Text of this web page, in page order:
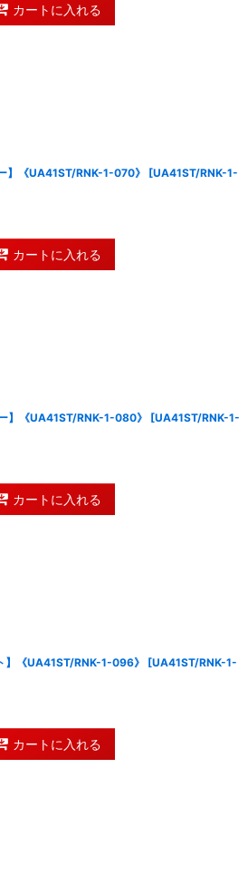
カートに入れる
】《UA41ST/RNK-1-070》 [UA41ST/RNK-1-
カートに入れる
】《UA41ST/RNK-1-080》 [UA41ST/RNK-1-
カートに入れる
】《UA41ST/RNK-1-096》 [UA41ST/RNK-1-
カートに入れる